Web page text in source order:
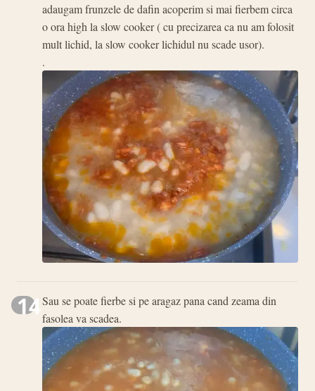
adaugam frunzele de dafin acoperim si mai fierbem circa
o ora high la slow cooker ( cu precizarea ca nu am folosit
mult lichid, la slow cooker lichidul nu scade usor).
.
14Sau se poate fierbe si pe aragaz pana cand zeama din
fasolea va scadea.